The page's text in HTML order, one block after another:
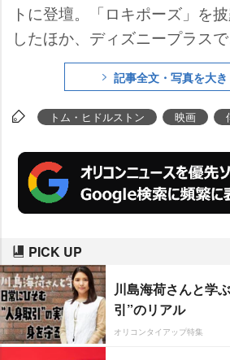
トに登壇。「ロキポーズ」を
したほか、ディズニープラス
信中のドラマシリーズ『ロキ
son2』のラストについての思
語り、「ロキは旅路の最後で
かった」とMCU(マーベル・シ
マティック・ユニバース)で共
たキャストの名前を片っ端か
クター、ファンへの深い愛情を
した。
記事全文・写真を大
トム・ヒドルストン 映画
PICK UP
川島海荷さんと学
引”のリアル
オリコンタイアップ特集